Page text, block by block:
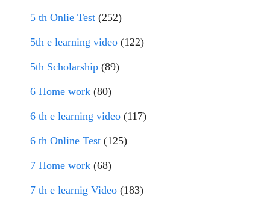
5 th Onlie Test (252)
5th e learning video (122)
5th Scholarship (89)
6 Home work (80)
6 th e learning video (117)
6 th Online Test (125)
7 Home work (68)
7 th e learnig Video (183)